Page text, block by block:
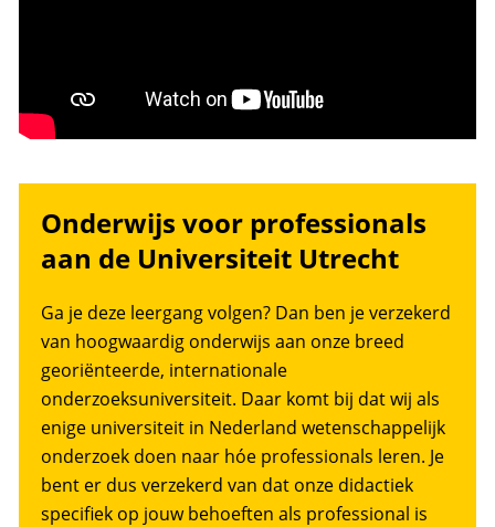
Onderwijs voor professionals
aan de Universiteit Utrecht
Ga je deze leergang volgen? Dan ben je verzekerd
van hoogwaardig onderwijs aan onze breed
georiënteerde, internationale
onderzoeksuniversiteit. Daar komt bij dat wij als
enige universiteit in Nederland wetenschappelijk
onderzoek doen naar hóe professionals leren. Je
bent er dus verzekerd van dat onze didactiek
specifiek op jouw behoeften als professional is